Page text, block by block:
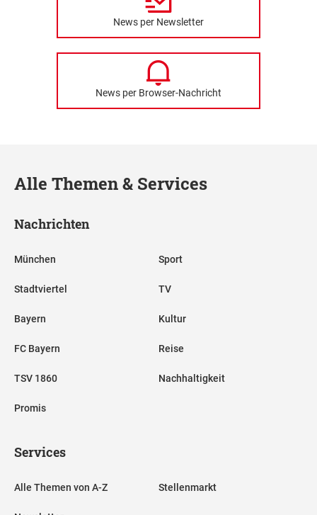
News per Newsletter
News per Browser-Nachricht
Alle Themen & Services
Nachrichten
München
Stadtviertel
Bayern
FC Bayern
TSV 1860
Promis
Sport
TV
Kultur
Reise
Nachhaltigkeit
Services
Alle Themen von A-Z Stellenmarkt